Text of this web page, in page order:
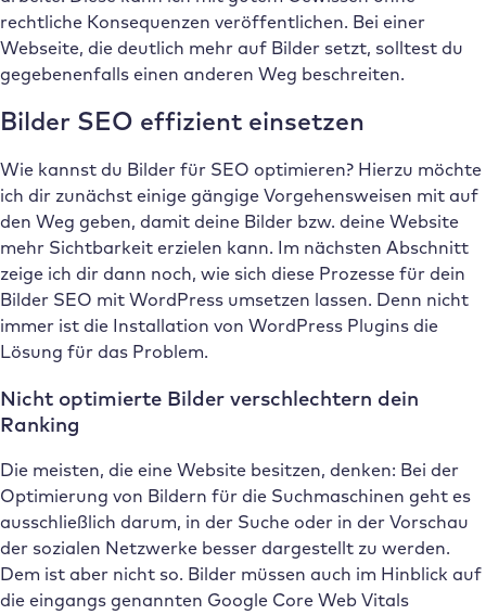
rechtliche Konsequenzen veröffentlichen. Bei einer
Webseite, die deutlich mehr auf Bilder setzt, solltest du
gegebenenfalls einen anderen Weg beschreiten.
Bilder SEO effizient einsetzen
Wie kannst du Bilder für SEO optimieren? Hierzu möchte
ich dir zunächst einige gängige Vorgehensweisen mit auf
den Weg geben, damit deine Bilder bzw. deine Website
mehr Sichtbarkeit erzielen kann. Im nächsten Abschnitt
zeige ich dir dann noch, wie sich diese Prozesse für dein
Bilder SEO mit WordPress umsetzen lassen. Denn nicht
immer ist die Installation von WordPress Plugins die
Lösung für das Problem.
Nicht optimierte Bilder verschlechtern dein
Ranking
Die meisten, die eine Website besitzen, denken: Bei der
Optimierung von Bildern für die Suchmaschinen geht es
ausschließlich darum, in der Suche oder in der Vorschau
der sozialen Netzwerke besser dargestellt zu werden.
Dem ist aber nicht so. Bilder müssen auch im Hinblick auf
die eingangs genannten Google Core Web Vitals